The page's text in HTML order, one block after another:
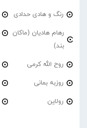
رنگ و هادی حدادی
رهام هادیان (ماکان
بند)
روح الله کرمی
روزبه بمانی
رولاین